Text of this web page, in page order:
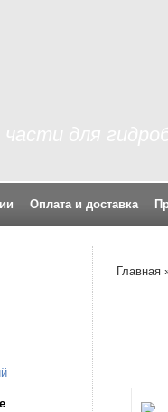
Оплата и доставка
Главная